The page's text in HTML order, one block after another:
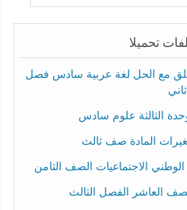
تحميلا
مع الحل لغة عربية سادس فصل
ثاني
الثالثة علوم سادس
المادة صف ثالث
الاجتماعيات الصف الثامن
العاشر الفصل الثالث